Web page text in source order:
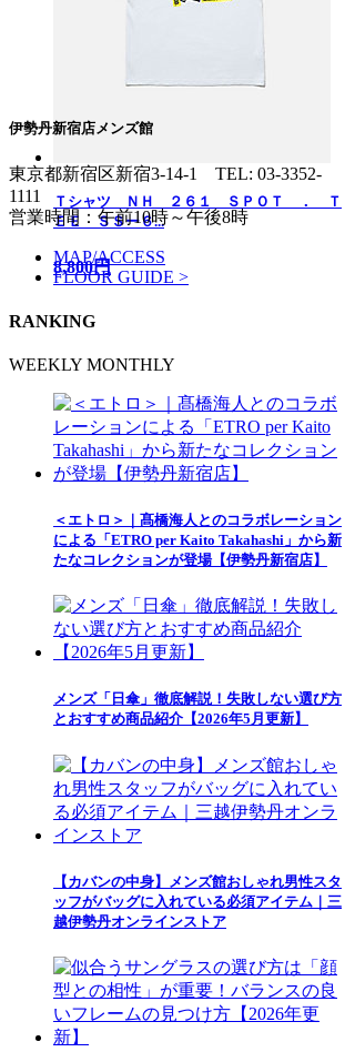
Ｔシャツ ＮＨ ２６１ ＳＰＯＴ ． Ｔ
ＥＥ ＳＳー６...
8,800円
伊勢丹新宿店メンズ館
東京都新宿区新宿3-14-1 TEL: 03-3352-
1111
営業時間：午前10時～午後8時
MAP/ACCESS
FLOOR GUIDE >
RANKING
WEEKLY MONTHLY
＜エトロ＞｜髙橋海人とのコラボレーション
による「ETRO per Kaito Takahashi」から新
たなコレクションが登場【伊勢丹新宿店】
メンズ「日傘」徹底解説！失敗しない選び方
とおすすめ商品紹介【2026年5月更新】
【カバンの中身】メンズ館おしゃれ男性スタ
ッフがバッグに入れている必須アイテム｜三
越伊勢丹オンラインストア